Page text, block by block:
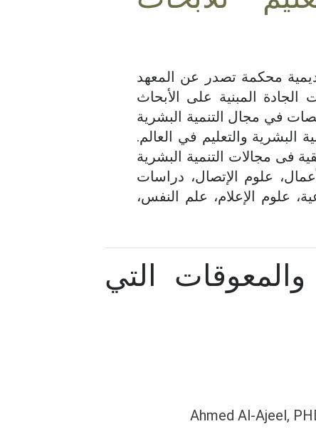
محكمة تصدر عن المعهد
المبنية على الأبحاث
في مجال التنمية البشرية
البشرية والتعليم في العالم.
فى مجالات التنمية البشرية
علوم الإتصال، دراسات
علوم الإعلام، علم النفس،
التي
Ahmed Al-Ajeel,